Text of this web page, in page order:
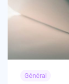
Général